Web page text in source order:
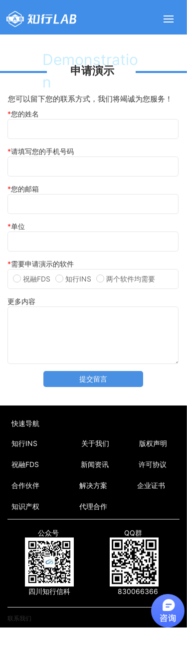
Demonstratio
n
申请演示
您的姓名
请填写您的手机号码
您的邮箱
单位
需要申请演示的软件
祝融FDS
知行INS 两个软件均需要
更多内容
提交留言
您可以留下您的联系方式，我们将竭诚为您服务！
公众号
四川知行信科
QQ群
830066366
快速导航
知行INS 关于我们 版权声明
祝融FDS 新闻资讯 许可协议
合作伙伴 解决方案 企业证书
知识产权 代理合作
联系我们